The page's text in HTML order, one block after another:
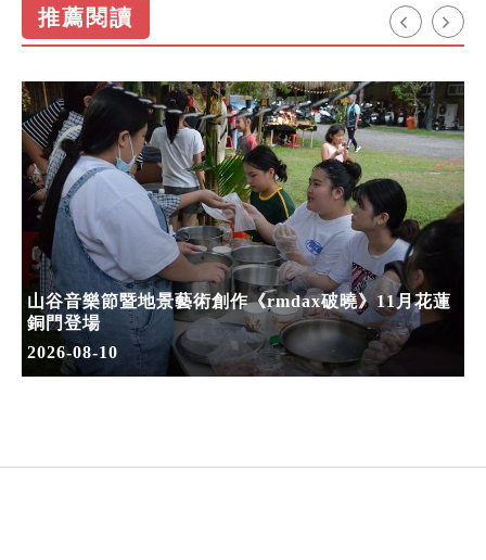
推薦閱讀
山谷音樂節暨地景藝術創作《rmdax破曉》11月花蓮
銅門登場
2026-08-10